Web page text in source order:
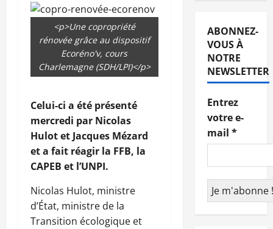
<p>Une copropriété
rénovée grâce au dispositif
Ecoréno'v, cours
Charlemagne (SDH/LPI)</p>
Celui-ci a été présenté
mercredi par Nicolas
Hulot et Jacques Mézard
et a fait réagir la FFB, la
CAPEB et l’UNPI.
Nicolas Hulot, ministre
d’État, ministre de la
Transition écologique et
ABONNEZ-
VOUS À
NOTRE
NEWSLETTER
Entrez
votre e-
mail *